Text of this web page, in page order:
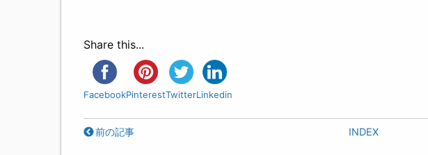
Share this...
FacebookPinterestTwitterLinkedin
前の記事 INDEX